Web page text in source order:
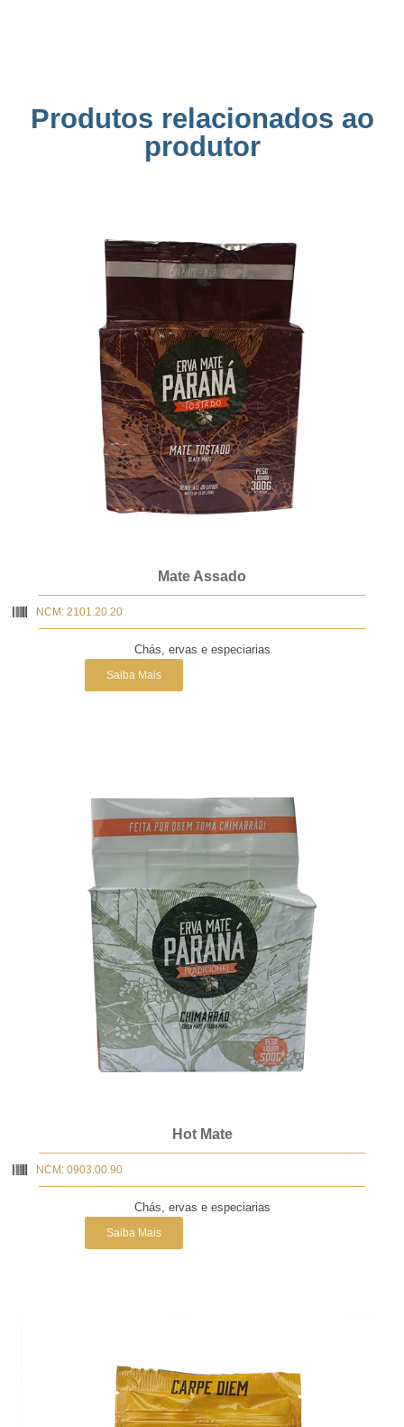
Produtos relacionados ao
produtor
Mate Assado
NCM: 2101.20.20
Chás, ervas e especiarias
Saiba Mais
Hot Mate
NCM: 0903.00.90
Chás, ervas e especiarias
Saiba Mais